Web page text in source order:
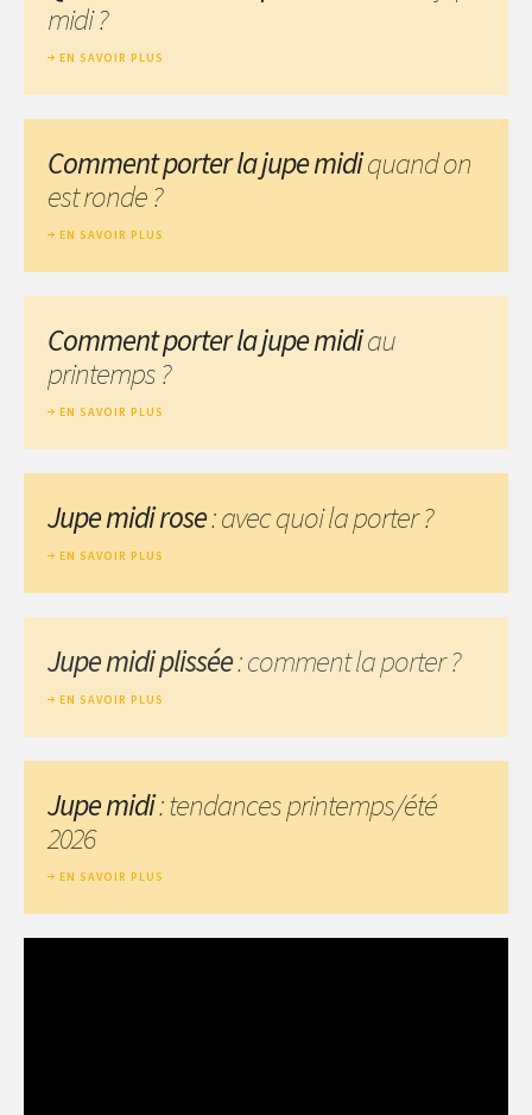
midi ?
EN SAVOIR PLUS
Comment porter la jupe midiquand on
est ronde ?
EN SAVOIR PLUS
Comment porter la jupe midiau
printemps ?
EN SAVOIR PLUS
Jupe midi rose: avec quoi la porter ?
EN SAVOIR PLUS
Jupe midi plissée: comment la porter ?
EN SAVOIR PLUS
Jupe midi: tendances printemps/été
2026
EN SAVOIR PLUS